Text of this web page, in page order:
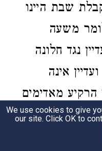
שבת היינו
משעה
נגד חלונה
אינה
מאדימים
דפ' מי
התם
We use cookies to give
our site. Click OK to